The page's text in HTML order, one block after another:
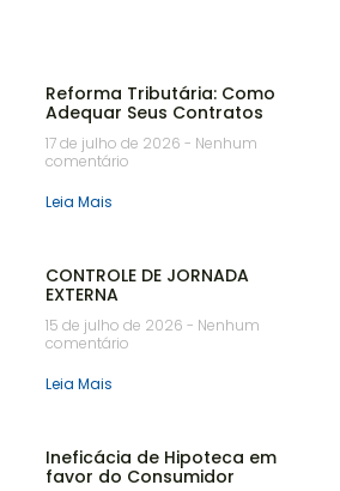
Reforma Tributária: Como
Adequar Seus Contratos
17 de julho de 2026 Nenhum
comentário
Leia Mais
CONTROLE DE JORNADA
EXTERNA
15 de julho de 2026 Nenhum
comentário
Leia Mais
Ineficácia de Hipoteca em
favor do Consumidor